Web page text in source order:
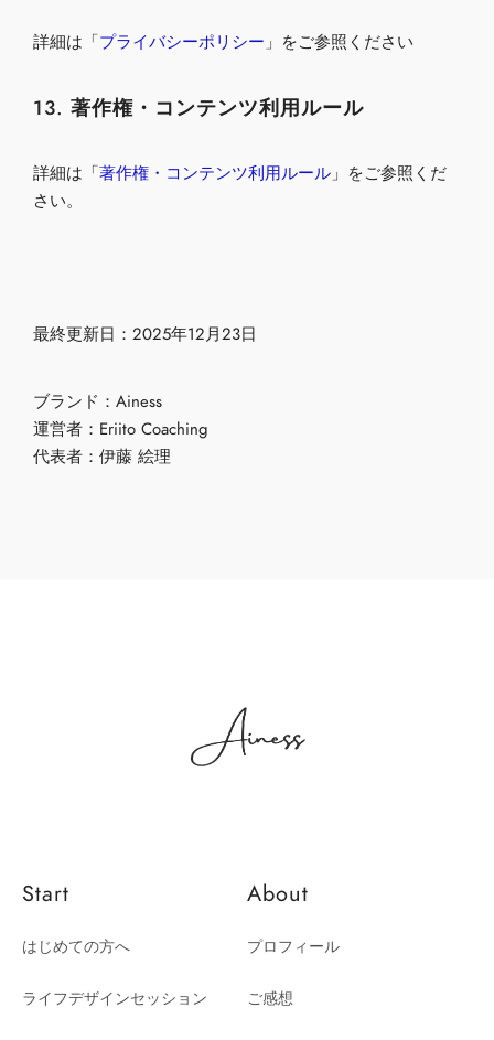
詳細は「プライバシーポリシー」をご参照ください
13. 著作権・コンテンツ利用ルール
詳細は 「著作権・コンテンツ利用ルール」をご参照くだ
さい。
最終更新日：2025年12月23日
ブランド： Ainess
運営者：Eriito Coaching
代表者：伊藤 絵理
Start
はじめての方へ
ライフデザインセッション
About
プロフィール
ご感想